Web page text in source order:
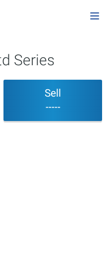
Series
Sell
-----